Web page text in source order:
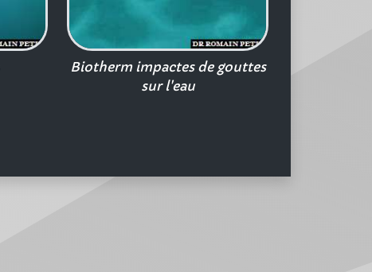
Biotherm impactes de gouttes
sur l'eau